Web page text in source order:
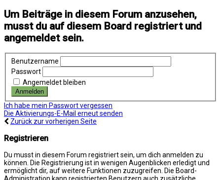
Um Beiträge in diesem Forum anzusehen,
musst du auf diesem Board registriert und
angemeldet sein.
Benutzername
Passwort
Angemeldet bleiben
Ich habe mein Passwort vergessen
Die Aktivierungs-E-Mail erneut senden
Zurück zur vorherigen Seite
Registrieren
Du musst in diesem Forum registriert sein, um dich anmelden zu
können. Die Registrierung ist in wenigen Augenblicken erledigt und
ermöglicht dir, auf weitere Funktionen zuzugreifen. Die Board-